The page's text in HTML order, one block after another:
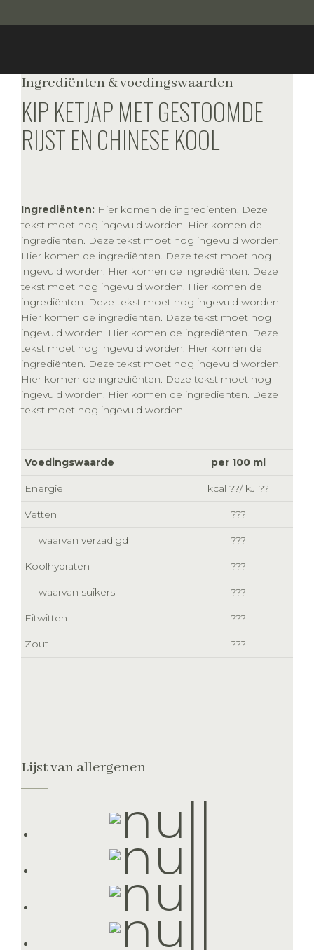
Ingrediënten & voedingswaarden
KIP KETJAP MET GESTOOMDE
RIJST EN CHINESE KOOL
Ingrediënten: Hier komen de ingrediënten. Deze
tekst moet nog ingevuld worden. Hier komen de
ingrediënten. Deze tekst moet nog ingevuld worden.
Hier komen de ingrediënten. Deze tekst moet nog
ingevuld worden. Hier komen de ingrediënten. Deze
tekst moet nog ingevuld worden. Hier komen de
ingrediënten. Deze tekst moet nog ingevuld worden.
Hier komen de ingrediënten. Deze tekst moet nog
ingevuld worden. Hier komen de ingrediënten. Deze
tekst moet nog ingevuld worden. Hier komen de
ingrediënten. Deze tekst moet nog ingevuld worden.
Hier komen de ingrediënten. Deze tekst moet nog
ingevuld worden. Hier komen de ingrediënten. Deze
tekst moet nog ingevuld worden.
Voedingswaarde per 100 ml
Energie kcal ??/ kJ ??
Vetten ???
waarvan verzadigd ???
Koolhydraten ???
waarvan suikers ???
Eitwitten ???
Zout ???
Lijst van allergenen